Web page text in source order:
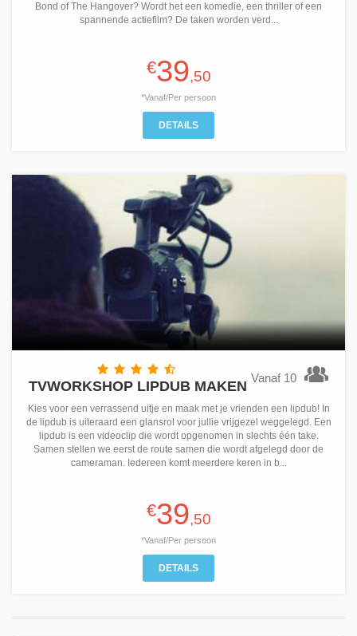
Bond of The Hangover? Wordt het een komedie, een thriller of een
spannende actiefilm? De taken worden verd...
€39,50
*Vanaf/Per persoon
DETAILS
Vanaf 10
TVWORKSHOP LIPDUB MAKEN
Kies voor een verrassend uitje en maak met je vrienden een lipdub! In
de lipdub is uiteraard een glansrol voor jullie vrijgezel weggelegd. Een
lipdub is een videoclip die wordt opgenomen in slechts één take.
Samen stellen we eerst de route samen die wordt afgelegd door de
cameraman. Iedereen komt meerdere keren in b...
€39,50
*Vanaf/Per persoon
DETAILS